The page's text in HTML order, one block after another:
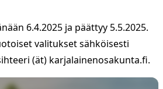
6.4.2025 ja päättyy 5.5.2025.
valitukset sähköisesti
(ät) karjalainenosakunta.fi.